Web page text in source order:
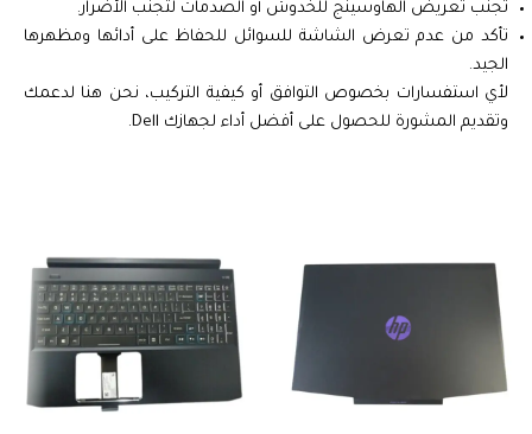
تجنب تعريض الهاوسينج للخدوش أو الصدمات لتجنب الأضرار.
تأكد من عدم تعرض الشاشة للسوائل للحفاظ على أدائها ومظهرها
الجيد.
لأي استفسارات بخصوص التوافق أو كيفية التركيب، نحن هنا لدعمك
وتقديم المشورة للحصول على أفضل أداء لجهازك Dell.